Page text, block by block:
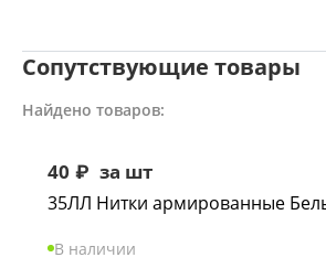
Сопутствующие товары
Найдено товаров:
40 ₽ за шт
35ЛЛ Нитки армированные
В наличии